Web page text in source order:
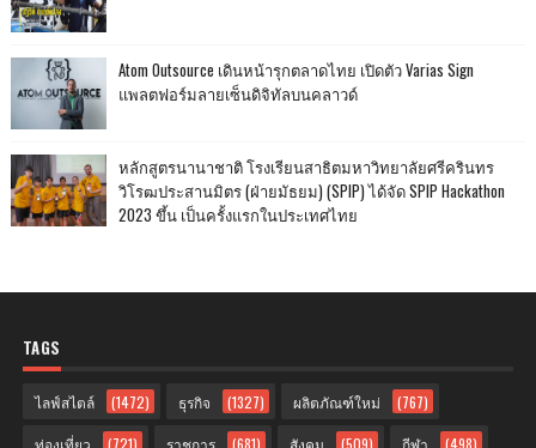
Atom Outsource เดินหน้ารุกตลาดไทย เปิดตัว Varias Sign
แพลตฟอร์มลายเซ็นดิจิทัลบนคลาวด์
หลักสูตรนานาชาติ โรงเรียนสาธิตมหาวิทยาลัยศรีครินทร
วิโรฒประสานมิตร (ฝ่ายมัธยม) (SPIP) ได้จัด SPIP Hackathon
2023 ขึ้น เป็นครั้งแรกในประเทศไทย
TAGS
ไลฟ์สไตล์ (1472) ธุรกิจ (1327) ผลิตภัณฑ์ใหม่ (767)